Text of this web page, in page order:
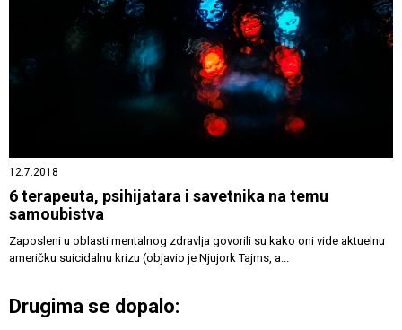
12.7.2018
6 terapeuta, psihijatara i savetnika na temu
samoubistva
Zaposleni u oblasti mentalnog zdravlja govorili su kako oni vide aktuelnu
američku suicidalnu krizu (objavio je Njujork Tajms, a...
Drugima se dopalo: